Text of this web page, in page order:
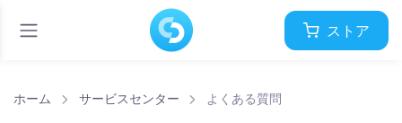
ストア
ホーム サービスセンター よくある質問